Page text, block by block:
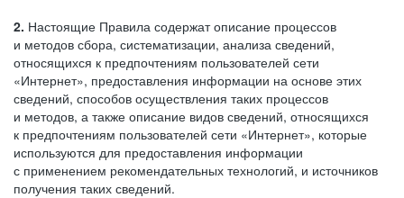
2. Настоящие Правила содержат описание процессов
и методов сбора, систематизации, анализа сведений,
относящихся к предпочтениям пользователей сети
«Интернет», предоставления информации на основе этих
сведений, способов осуществления таких процессов
и методов, а также описание видов сведений, относящихся
к предпочтениям пользователей сети «Интернет», которые
используются для предоставления информации
с применением рекомендательных технологий, и источников
получения таких сведений.